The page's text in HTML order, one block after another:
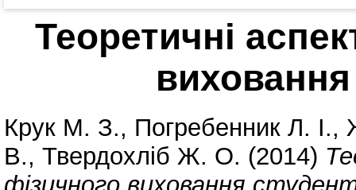
Теоретичні
Крук М. З., Погребенник Л. І.,
В., Твердохліб Ж. О. (2014)